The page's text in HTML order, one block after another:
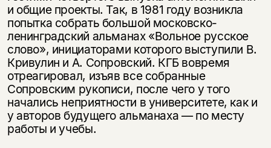
и общие проекты. Так, в 1981 году возникла
попытка собрать большой московско-
ленинградский альманах «Вольное русское
слово», инициаторами которого выступили В.
Кривулин и А. Сопровский. КГБ вовремя
отреагировал, изъяв все собранные
Сопровским рукописи, после чего у того
начались неприятности в университете, как и
у авторов будущего альманаха — по месту
работы и учебы.